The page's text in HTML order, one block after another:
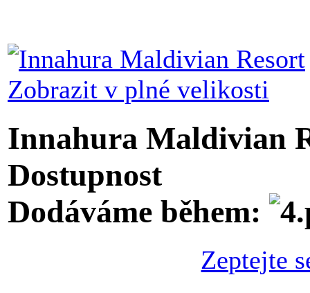
Zobrazit v plné velikosti
Innahura Maldivian
Dostupnost
Dodáváme během:
Zeptejte